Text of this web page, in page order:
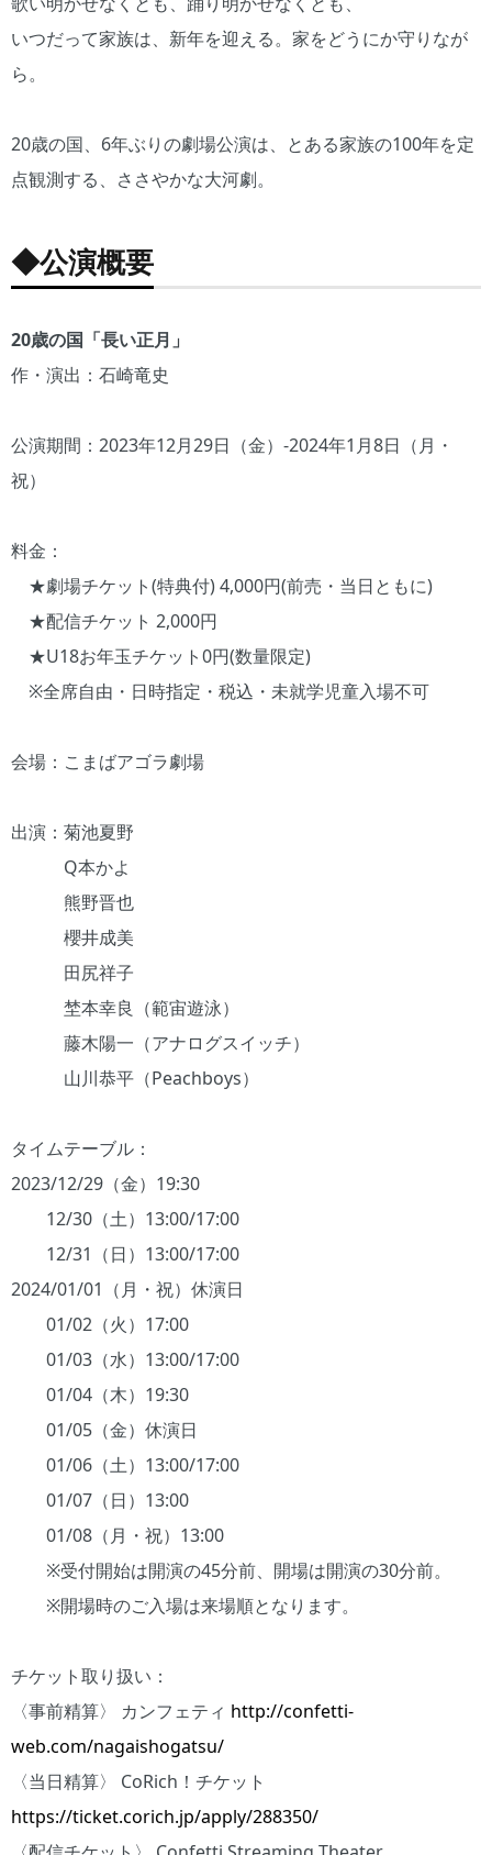
いつだって家族は、新年を迎える。家をどうにか守りなが
ら。
20歳の国、6年ぶりの劇場公演は、とある家族の100年を定
点観測する、ささやかな大河劇。
◆公演概要
20歳の国「長い正月」
作・演出：石崎竜史
公演期間：2023年12月29日（金）-2024年1月8日（月・
祝）
料金：
★劇場チケット(特典付) 4,000円(前売・当日ともに)
★配信チケット 2,000円
★U18お年玉チケット0円(数量限定)
※全席自由・日時指定・税込・未就学児童入場不可
会場：こまばアゴラ劇場
出演：菊池夏野
Q本かよ
熊野晋也
櫻井成美
田尻祥子
埜本幸良（範宙遊泳）
藤木陽一（アナログスイッチ）
山川恭平（Peachboys）
タイムテーブル：
2023/12/29（金）19:30
12/30（土）13:00/17:00
12/31（日）13:00/17:00
2024/01/01（月・祝）休演日
01/02（火）17:00
01/03（水）13:00/17:00
01/04（木）19:30
01/05（金）休演日
01/06（土）13:00/17:00
01/07（日）13:00
01/08（月・祝）13:00
※受付開始は開演の45分前、開場は開演の30分前。
※開場時のご入場は来場順となります。
チケット取り扱い：
〈事前精算〉 カンフェティ http://confetti-
web.com/nagaishogatsu/
〈当日精算〉 CoRich！チケット
https://ticket.corich.jp/apply/288350/